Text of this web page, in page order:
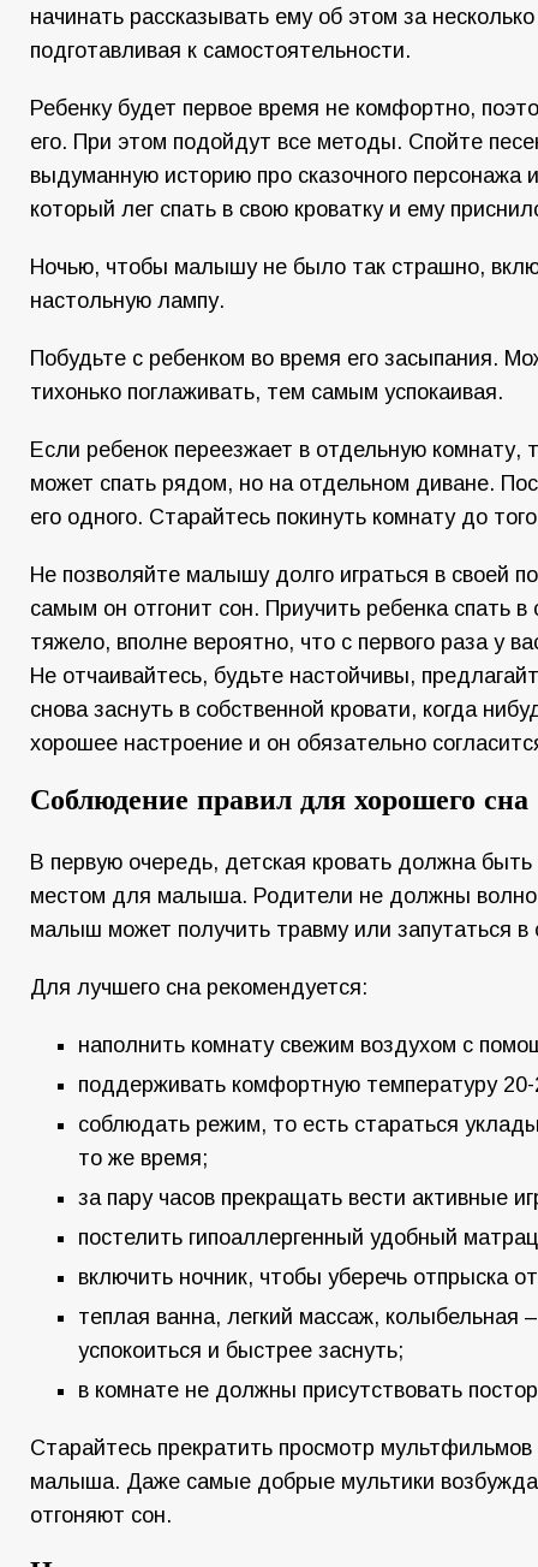
начинать рассказывать ему об этом за
подготавливая к самостоятельности.
Ребенку будет первое время не комфортно,
его. При этом подойдут все методы. Спойте
выдуманную историю про сказочного персонажа
который лег спать в свою кроватку и ему
Ночью, чтобы малышу не было так страшно,
настольную лампу.
Побудьте с ребенком во время его засыпания.
тихонько поглаживать, тем самым успокаивая.
Если ребенок переезжает в отдельную комнату,
может спать рядом, но на отдельном диване.
его одного. Старайтесь покинуть комнату до
Не позволяйте малышу долго играться в своей
самым он отгонит сон. Приучить ребенка спать в
тяжело, вполне вероятно, что с первого раза у
Не отчаивайтесь, будьте настойчивы,
снова заснуть в собственной кровати, когда
хорошее настроение и он обязательно
Соблюдение правил для хорошего сна
В первую очередь, детская кровать должна
местом для малыша. Родители не должны
малыш может получить травму или запутаться в
Для лучшего сна рекомендуется:
наполнить комнату свежим воздухом с
поддерживать комфортную температуру
соблюдать режим, то есть стараться
то же время;
за пару часов прекращать вести активные
постелить гипоаллергенный удобный
включить ночник, чтобы уберечь отпрыска
теплая ванна, легкий массаж, колыбельная
успокоиться и быстрее заснуть;
в комнате не должны присутствовать
Старайтесь прекратить просмотр
малыша. Даже самые добрые мультики
отгоняют сон.